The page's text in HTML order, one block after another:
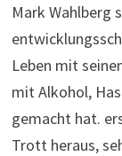
Mark Wahlberg
Leben mit
mit Alkohol,
gemacht hat.
Trott heraus,